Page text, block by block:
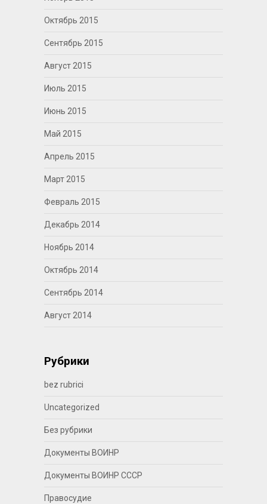
Октябрь 2015
Сентябрь 2015
Август 2015
Июль 2015
Июнь 2015
Май 2015
Апрель 2015
Март 2015
Февраль 2015
Декабрь 2014
Ноябрь 2014
Октябрь 2014
Сентябрь 2014
Август 2014
Рубрики
bez rubrici
Uncategorized
Без рубрики
Документы ВОИНР
Документы ВОИНР СССР
Правосудие